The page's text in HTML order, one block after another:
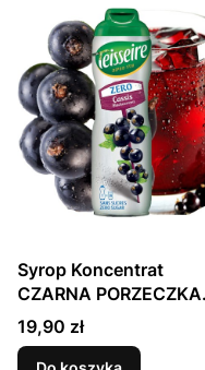
Syrop Koncentrat
CZARNA PORZECZKA
Blackcurrant BEZ
CUKRU 600ml
TEISSEIRE
Cena
19,90 zł